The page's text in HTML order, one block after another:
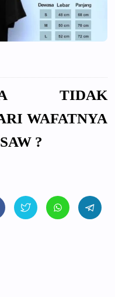
TIDAK
WAFATNYA
?